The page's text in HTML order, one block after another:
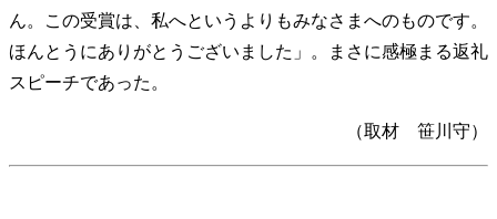
ん。この受賞は、私へというよりもみなさまへのものです。
ほんとうにありがとうございました」。まさに感極まる返礼
スピーチであった。
（取材 笹川守）